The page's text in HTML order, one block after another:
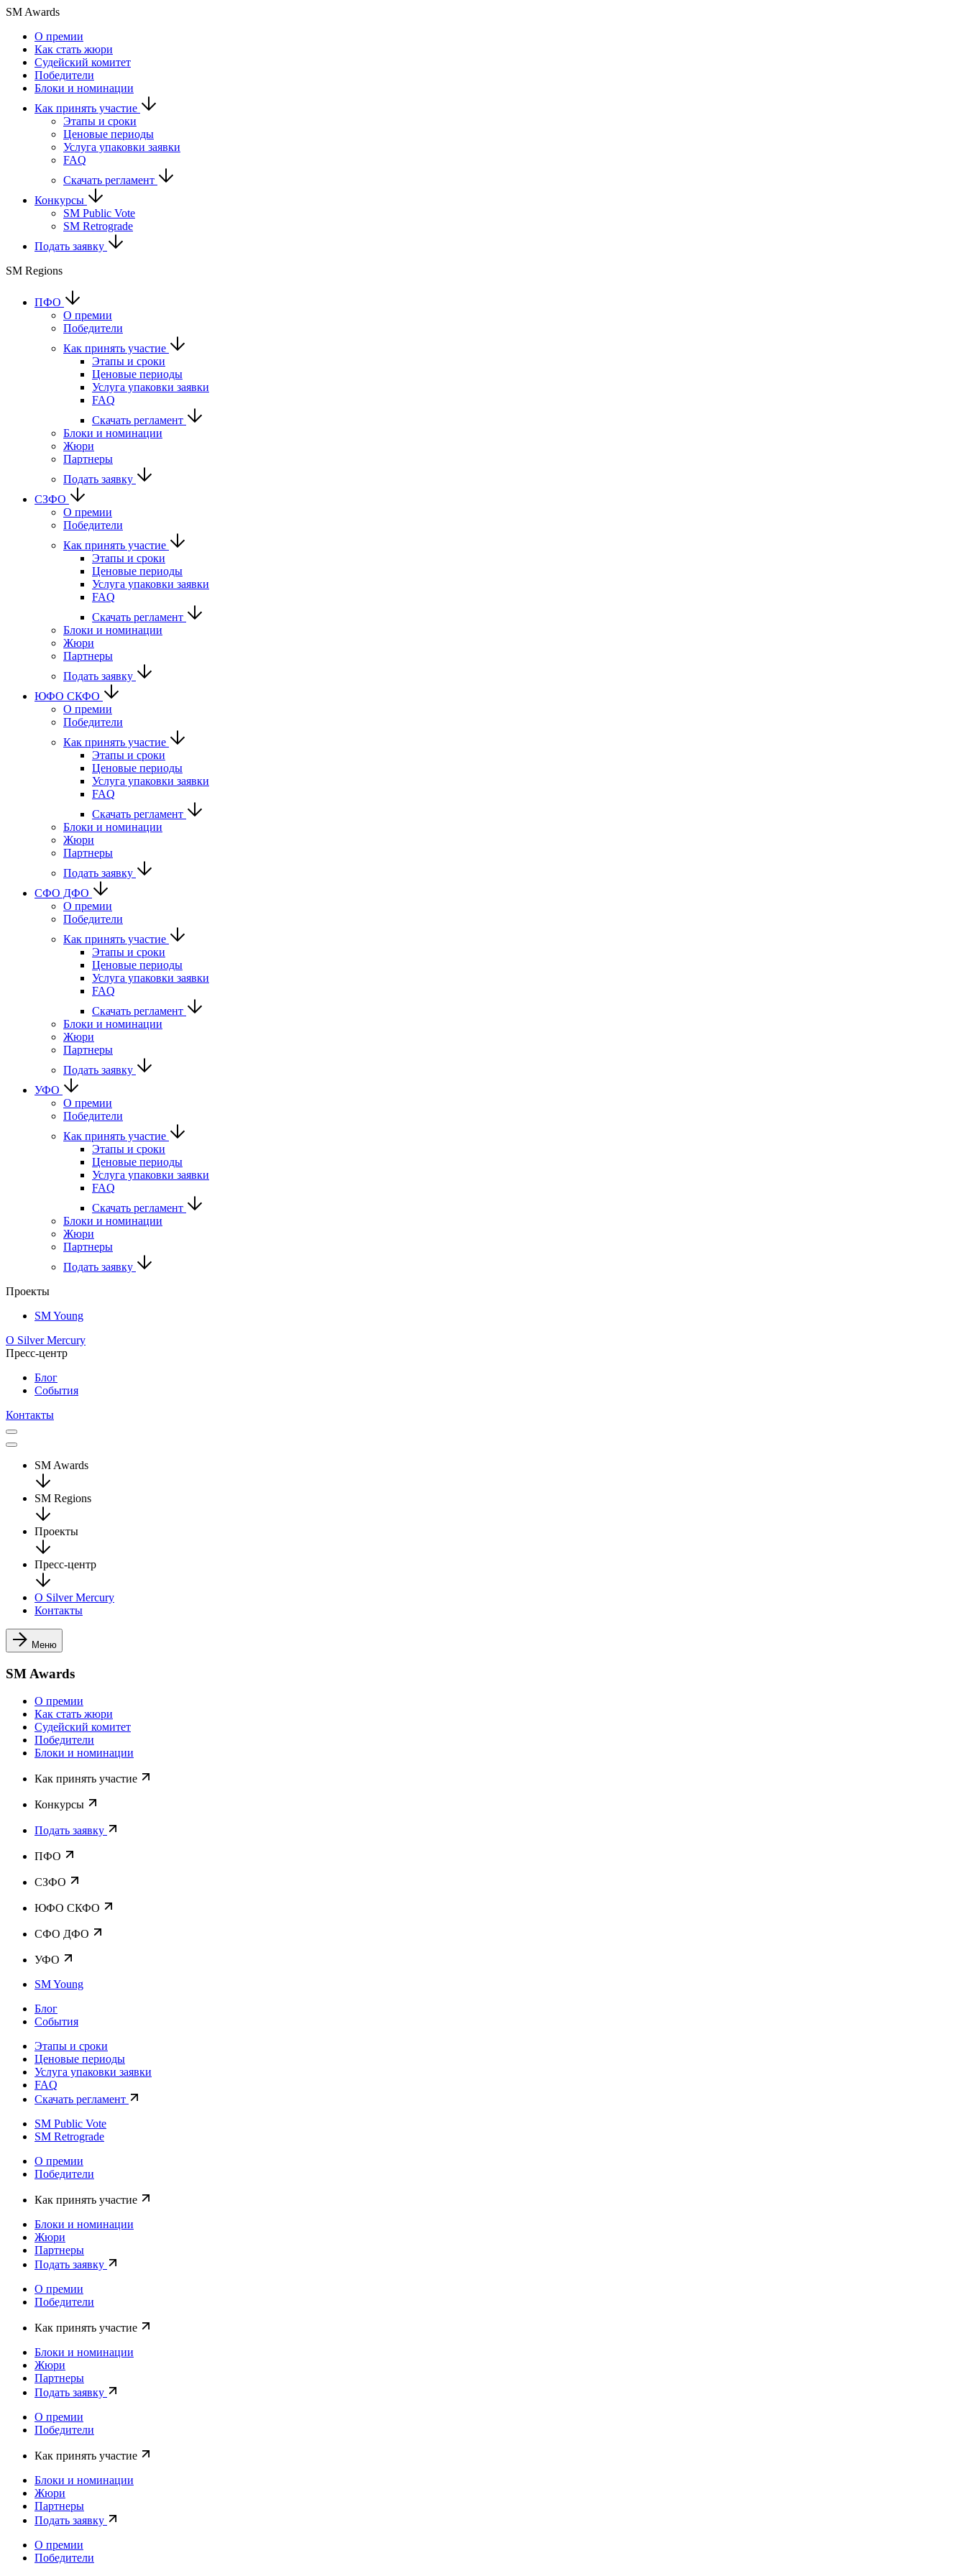
SM Awards
О премии
Как стать жюри
Судейский комитет
Победители
Блоки и номинации
Как принять участие
Этапы и сроки
Ценовые периоды
Услуга упаковки заявки
FAQ
Скачать регламент
Конкурсы
SM Public Vote
SM Retrograde
Подать заявку
SM Regions
ПФО
О премии
Победители
Как принять участие
Этапы и сроки
Ценовые периоды
Услуга упаковки заявки
FAQ
Скачать регламент
Блоки и номинации
Жюри
Партнеры
Подать заявку
СЗФО
О премии
Победители
Как принять участие
Этапы и сроки
Ценовые периоды
Услуга упаковки заявки
FAQ
Скачать регламент
Блоки и номинации
Жюри
Партнеры
Подать заявку
ЮФО СКФО
О премии
Победители
Как принять участие
Этапы и сроки
Ценовые периоды
Услуга упаковки заявки
FAQ
Скачать регламент
Блоки и номинации
Жюри
Партнеры
Подать заявку
CФО ДФО
О премии
Победители
Как принять участие
Этапы и сроки
Ценовые периоды
Услуга упаковки заявки
FAQ
Скачать регламент
Блоки и номинации
Жюри
Партнеры
Подать заявку
УФО
О премии
Победители
Как принять участие
Этапы и сроки
Ценовые периоды
Услуга упаковки заявки
FAQ
Скачать регламент
Блоки и номинации
Жюри
Партнеры
Подать заявку
Проекты
SM Young
О Silver Mercury
Пресс-центр
Блог
События
Контакты
SM Awards
SM Regions
Проекты
Пресс-центр
О Silver Mercury
Контакты
Меню
SM Awards
О премии
Как стать жюри
Судейский комитет
Победители
Блоки и номинации
Как принять участие
Конкурсы
Подать заявку
ПФО
СЗФО
ЮФО СКФО
CФО ДФО
УФО
SM Young
Блог
События
Этапы и сроки
Ценовые периоды
Услуга упаковки заявки
FAQ
Скачать регламент
SM Public Vote
SM Retrograde
О премии
Победители
Как принять участие
Блоки и номинации
Жюри
Партнеры
Подать заявку
О премии
Победители
Как принять участие
Блоки и номинации
Жюри
Партнеры
Подать заявку
О премии
Победители
Как принять участие
Блоки и номинации
Жюри
Партнеры
Подать заявку
О премии
Победители